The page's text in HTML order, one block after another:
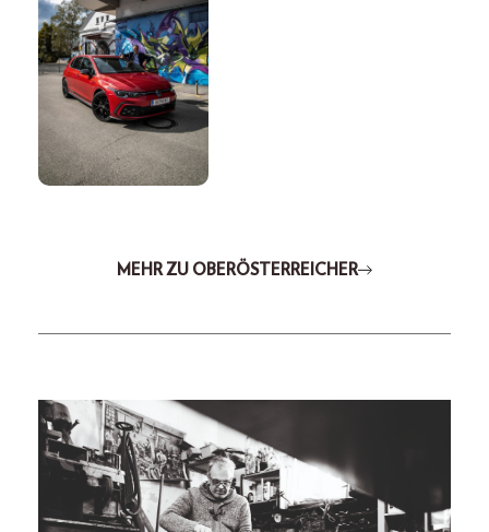
MEHR ZU OBERÖSTERREICHER